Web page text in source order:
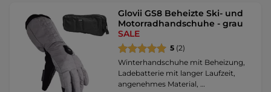
Glovii GS8 Beheizte Ski- und
Motorradhandschuhe - grau
SALE
5 (2)
Winterhandschuhe mit Beheizung,
Ladebatterie mit langer Laufzeit,
angenehmes Material, …